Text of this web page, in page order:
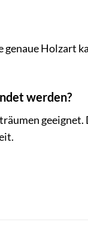
Holzart
werden?